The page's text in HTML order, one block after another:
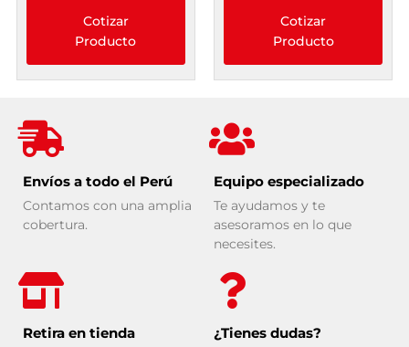
Cotizar
Producto
Cotizar
Producto
Envíos a todo el Perú
Contamos con una amplia
cobertura.
Equipo especializado
Te ayudamos y te
asesoramos en lo que
necesites.
Retira en tienda ¿Tienes dudas?